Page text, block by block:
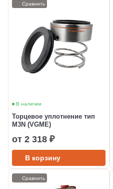
В наличии
Торцевое уплотнение тип
M3N (VGME)
от 2 318 ₽
В корзину
Сравнить
Сравнить